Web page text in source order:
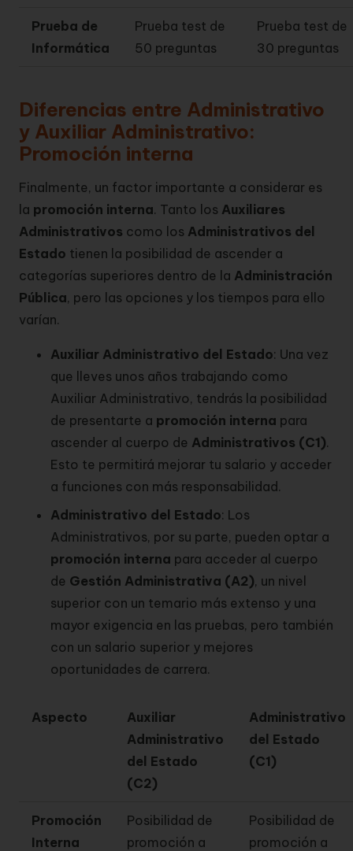
Prueba de
Informática
Prueba test de
50 preguntas
Prueba test de
30 preguntas
Diferencias entre Administrativo
y Auxiliar Administrativo:
Promoción interna
Finalmente, un factor importante a considerar es
la promoción interna. Tanto los Auxiliares
Administrativos como los Administrativos del
Estado tienen la posibilidad de ascender a
categorías superiores dentro de la Administración
Pública, pero las opciones y los tiempos para ello
varían.
Auxiliar Administrativo del Estado: Una vez
que lleves unos años trabajando como
Auxiliar Administrativo, tendrás la posibilidad
de presentarte a promoción interna para
ascender al cuerpo de Administrativos (C1).
Esto te permitirá mejorar tu salario y acceder
a funciones con más responsabilidad.
Administrativo del Estado: Los
Administrativos, por su parte, pueden optar a
promoción interna para acceder al cuerpo
de Gestión Administrativa (A2), un nivel
superior con un temario más extenso y una
mayor exigencia en las pruebas, pero también
con un salario superior y mejores
oportunidades de carrera.
Aspecto
Auxiliar
Administrativo
del Estado
(C2)
Administrativo
del Estado
(C1)
Promoción
Interna
Posibilidad de
promoción a
Posibilidad de
promoción a